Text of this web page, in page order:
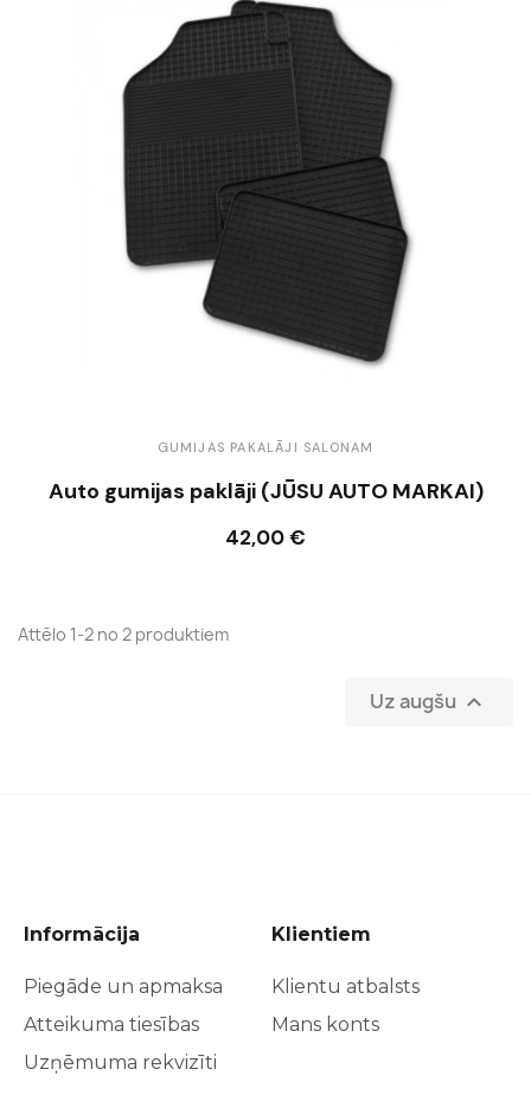
GUMIJAS PAKALĀJI SALONAM
Auto gumijas paklāji (JŪSU AUTO MARKAI)
42,00 €
Ielikt grozā
Attēlo 1-2 no 2 produktiem
Uz augšu 
Informācija
Piegāde un apmaksa
Atteikuma tiesības
Uzņēmuma rekvizīti
Klientiem
Klientu atbalsts
Mans konts